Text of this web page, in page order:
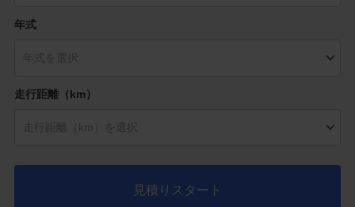
年式
走行距離（km）
見積りスタート